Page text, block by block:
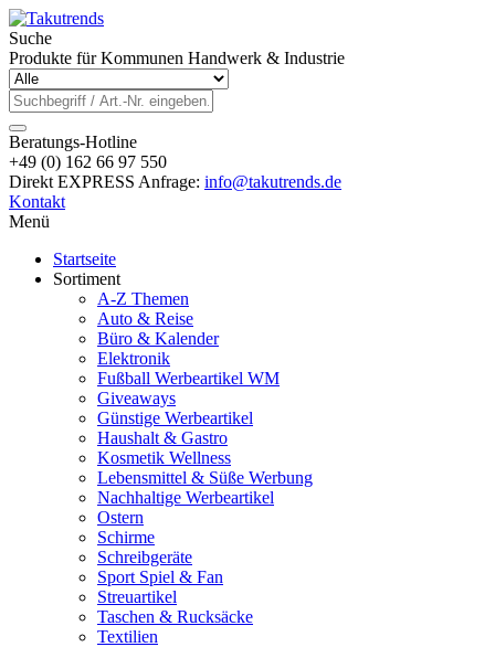
Suche
Produkte für Kommunen Handwerk & Industrie
Beratungs-Hotline
+49 (0) 162 66 97 550
Direkt EXPRESS Anfrage: info@takutrends.de
Kontakt
Menü
Startseite
Sortiment
A-Z Themen
Auto & Reise
Büro & Kalender
Elektronik
Fußball Werbeartikel WM
Giveaways
Günstige Werbeartikel
Haushalt & Gastro
Kosmetik Wellness
Lebensmittel & Süße Werbung
Nachhaltige Werbeartikel
Ostern
Schirme
Schreibgeräte
Sport Spiel & Fan
Streuartikel
Taschen & Rucksäcke
Textilien